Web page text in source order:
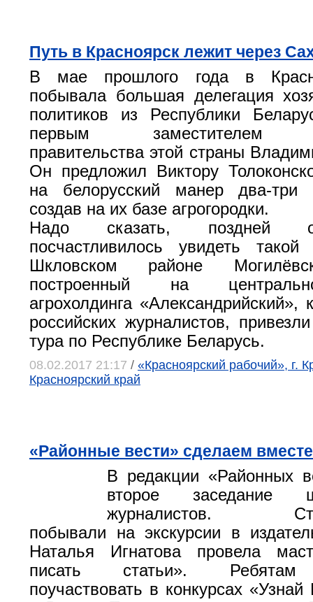
Путь в Красноярск лежит через
В мае прошлого года в
побывала большая делегация
политиков из Республики
первым заместителем
правительства этой страны
Он предложил Виктору
на белорусский манер два-три
создав на их базе агрогородки.
Надо сказать, поздней
посчастливилось увидеть такой
Шкловском районе
построенный на
агрохолдинга «Александрийский»,
российских журналистов,
тура по Республике Беларусь.
08.02.2017 21:17 / «Красноярский рабочий», г.
Красноярский край
«Районные вести» сделаем вместе
В редакции «Районных
второе заседание
журналистов.
побывали на экскурсии в
Наталья Игнатова провела
писать статьи». Ребятам
поучаствовать в конкурсах